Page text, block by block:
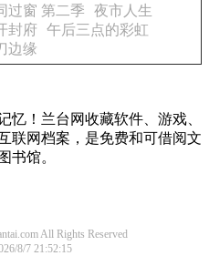
过窗 第二季
夜市人生
封府
午后三点的彩虹
边缘
忆！兰台网收藏软件、游戏、
联网档案，是免费和可借阅文
书馆。
All Rights Reserved
8/7 21:52:15